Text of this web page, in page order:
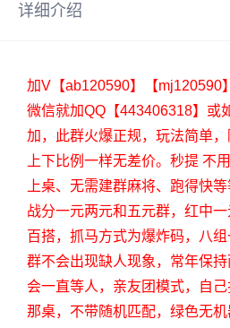
详细介绍
加V【ab120590】【mj120590
微信就加QQ【443406318】或
加，此群火爆正规，玩法简单，
上下比例一样无差价。秒提 不
上桌、无需建群麻将、跑得快
战分一元两元和五元群，红中
百搭，抓马方式为爆炸码，八
群不会出现缺人现象，常年保
会一直等人，亲友团模式，自
那桌，不带随机匹配，绿色无